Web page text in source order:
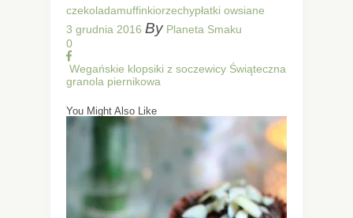
czekoladamuffinkiorzechypłatki owsiane
3 grudnia 2016 By Planeta Smaku
0
Wegańskie klopsiki z soczewicy Świąteczna
granola piernikowa
You Might Also Like